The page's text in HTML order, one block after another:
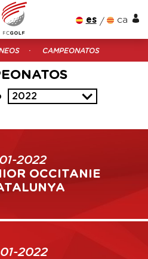
es ca
CAMPEONATOS
2022
2022
OCCITANIE
2022